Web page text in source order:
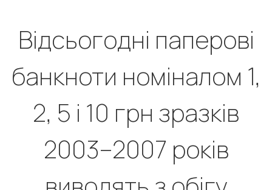
Відсьогодні паперові
банкноти номіналом 1,
2, 5 і 10 грн зразків
2003–2007 років